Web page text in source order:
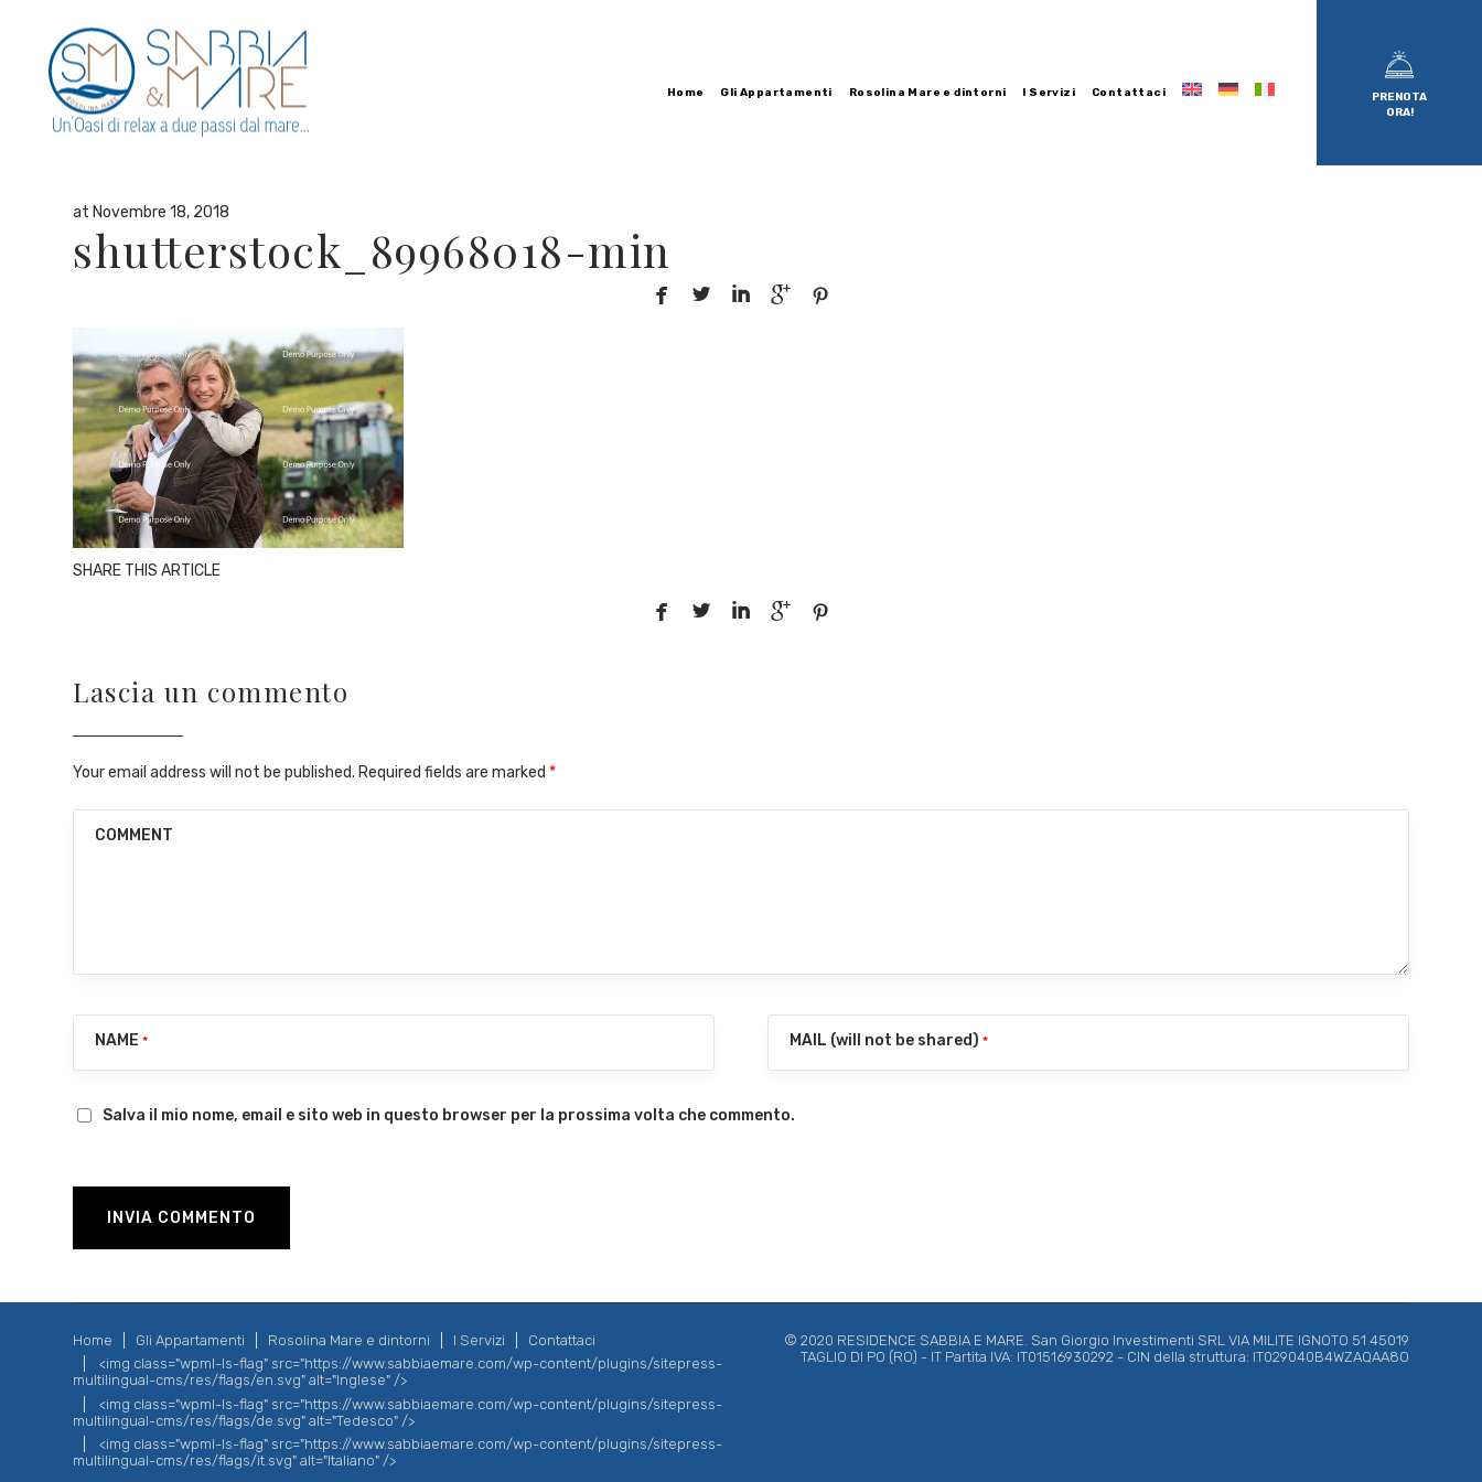
Home Gli Appartamenti Rosolina Mare e dintorni I Servizi Contattaci
PRENOTA
ORA!
By
admin
in
at Novembre 18, 2018
shutterstock_89968018-min
    
SHARE THIS ARTICLE
    
Lascia un commento
Your email address will not be published. Required fields are marked *
COMMENT
NAME * MAIL (will not be shared)*
Salva il mio nome, email e sito web in questo browser per la prossima volta che commento.
Home Gli Appartamenti Rosolina Mare e dintorni I Servizi
Contattaci
<img class="wpml-ls-flag" src="https://www.sabbiaemare.com/wp-content/plugins/sitepress-
multilingual-cms/res/flags/en.svg" alt="Inglese" />
<img class="wpml-ls-flag" src="https://www.sabbiaemare.com/wp-content/plugins/sitepress-
multilingual-cms/res/flags/de.svg" alt="Tedesco" />
<img class="wpml-ls-flag" src="https://www.sabbiaemare.com/wp-content/plugins/sitepress-
multilingual-cms/res/flags/it.svg" alt="Italiano" />
© 2020 RESIDENCE SABBIA E MARE. San Giorgio Investimenti SRL VIA MILITE IGNOTO 51 45019
TAGLIO DI PO (RO) - IT Partita IVA: IT01516930292 - CIN della struttura: IT029040B4WZAQAA8O